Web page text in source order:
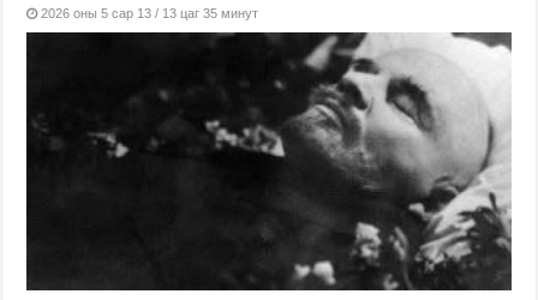
2026 оны 5 сар 13 / 13 цаг 35 минут